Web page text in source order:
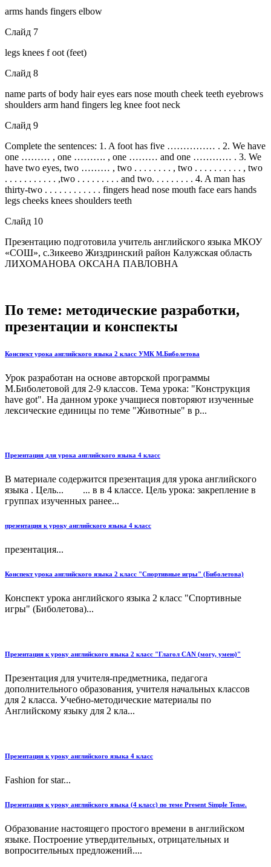
arms hands fingers elbow
Слайд 7
legs knees f oot (feet)
Слайд 8
name parts of body hair eyes ears nose mouth cheek teeth eyebrows
shoulders arm hand fingers leg knee foot neck
Слайд 9
Complete the sentences: 1. A foot has five …………… . 2. We have
one ……… , one ………. , one ……… and one ………… . 3. We
have two eyes, two ……… , two . . . . . . . . , two . . . . . . . . . . , two
. . . . . . . . . . . ,two . . . . . . . . . and two. . . . . . . . . 4. A man has
thirty-two . . . . . . . . . . . . fingers head nose mouth face ears hands
legs cheeks knees shoulders teeth
Слайд 10
Презентацию подготовила учитель английского языка МКОУ
«СОШ», с.Зикеево Жиздринский район Калужская область
ЛИХОМАНОВА ОКСАНА ПАВЛОВНА
По теме: методические разработки,
презентации и конспекты
Конспект урока английского языка 2 класс УМК М.Биболетова
Урок разработан на основе авторской программы
М.Биболетовой для 2-9 классов. Тема урока: "Конструкция
have got". На данном уроке учащиеся повторяют изученные
лексические единицы по теме "Животные" в р...
Презентация для урока английского языка 4 класс
В материале содержится презентация для урока английского
языка . Цель... ... в в 4 классе. Цель урока: закрепление в
группах изученных ранее...
презентация к уроку английского языка 4 класс
презентация...
Конспект урока английского языка 2 класс "Спортивные игры" (Биболетова)
Конспект урока английского языка 2 класс "Спортивные
игры" (Биболетова)...
Презентация к уроку английского языка 2 класс "Глагол CAN (могу, умею)"
Презентация для учителя-предметника, педагога
дополнительного образования, учителя начальных классов
для 2 класса. Учебно-методические материалы по
Английскому языку для 2 кла...
Презентация к уроку английского языка 4 класс
Fashion for star...
Презентация к уроку английского языка (4 класс) по теме Present Simple Tense.
Образование настоящего простого времени в английском
языке. Построение утвердительных, отрицательных и
вопросительных предложений....